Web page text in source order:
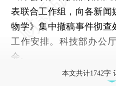
表联合工作组，向各新闻
物学》集中撤稿事件彻
工作安排。科技部办公
会。
本文共计1742字